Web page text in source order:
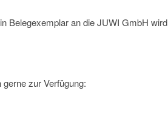
Belegexemplar an die JUWI GmbH wird
zur Verfügung: